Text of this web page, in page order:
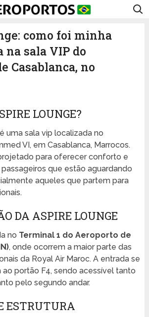
como foi minha
na sala VIP do
Casablanca, no
LOUNGE?
uma sala vip localizada no
VI, em Casablanca, Marrocos.
para oferecer conforto e
que estão aguardando
aqueles que partem para
DA ASPIRE LOUNGE
no Terminal 1 do Aeroporto de
, onde ocorrem a maior parte das
da Royal Air Maroc. A entrada se
ao portão F4, sendo acessível tanto
pelo segundo andar.
ESTRUTURA